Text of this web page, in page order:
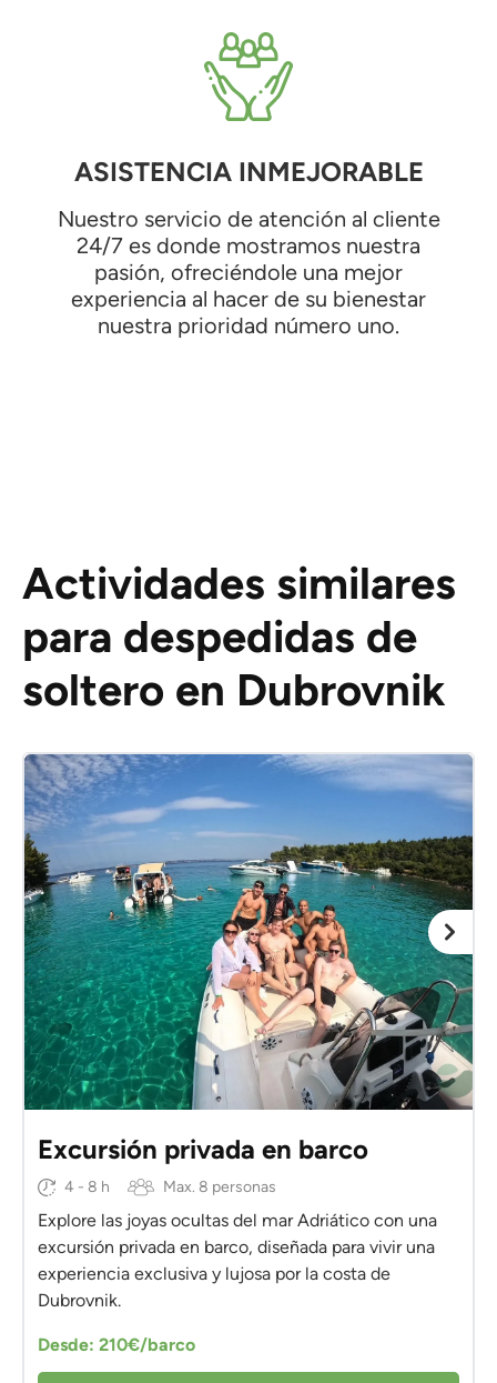
ASISTENCIA INMEJORABLE
Nuestro servicio de atención al cliente
24/7 es donde mostramos nuestra
pasión, ofreciéndole una mejor
experiencia al hacer de su bienestar
nuestra prioridad número uno.
Actividades similares
para despedidas de
soltero en Dubrovnik
Excursión privada en barco
4 - 8 h Max. 8 personas
Explore las joyas ocultas del mar Adriático con una
excursión privada en barco, diseñada para vivir una
experiencia exclusiva y lujosa por la costa de
Dubrovnik.
Desde: 210€/barco